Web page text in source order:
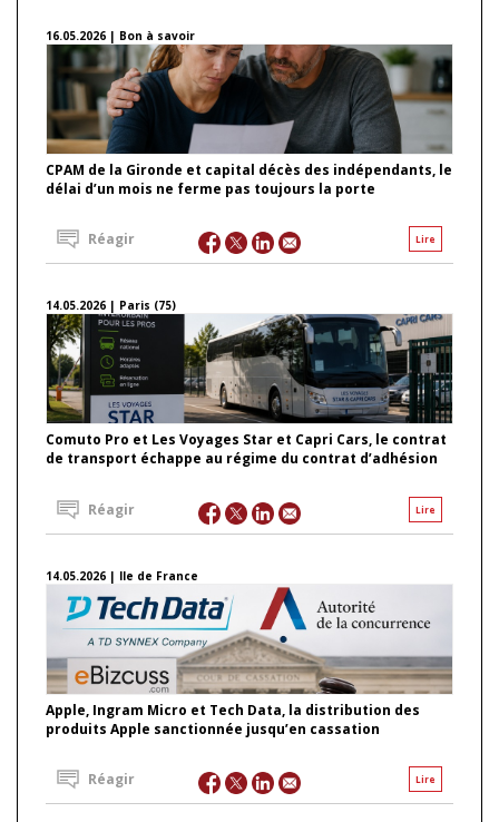
16.05.2026 | Bon à savoir
CPAM de la Gironde et capital décès des indépendants, le
délai d’un mois ne ferme pas toujours la porte
Lire
Réagir
14.05.2026 | Paris (75)
Comuto Pro et Les Voyages Star et Capri Cars, le contrat
de transport échappe au régime du contrat d’adhésion
Lire
Réagir
14.05.2026 | Ile de France
Apple, Ingram Micro et Tech Data, la distribution des
produits Apple sanctionnée jusqu’en cassation
Lire
Réagir